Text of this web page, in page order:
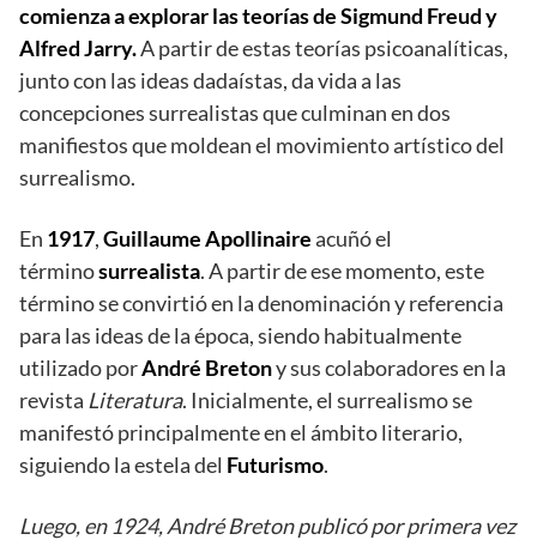
comienza a explorar las teorías de Sigmund Freud y
Alfred Jarry.A partir de estas teorías psicoanalíticas,
junto con las ideas dadaístas, da vida a las
concepciones surrealistas que culminan en dos
manifiestos que moldean el movimiento artístico del
surrealismo.
En 1917,Guillaume Apollinaireacuñó el
términosurrealista. A partir de ese momento, este
término se convirtió en la denominación y referencia
para las ideas de la época, siendo habitualmente
utilizado porAndré Bretony sus colaboradores en la
revista Literatura. Inicialmente, el surrealismo se
manifestó principalmente en el ámbito literario,
siguiendo la estela del Futurismo.
Luego, en 1924, André Breton publicó por primera vez